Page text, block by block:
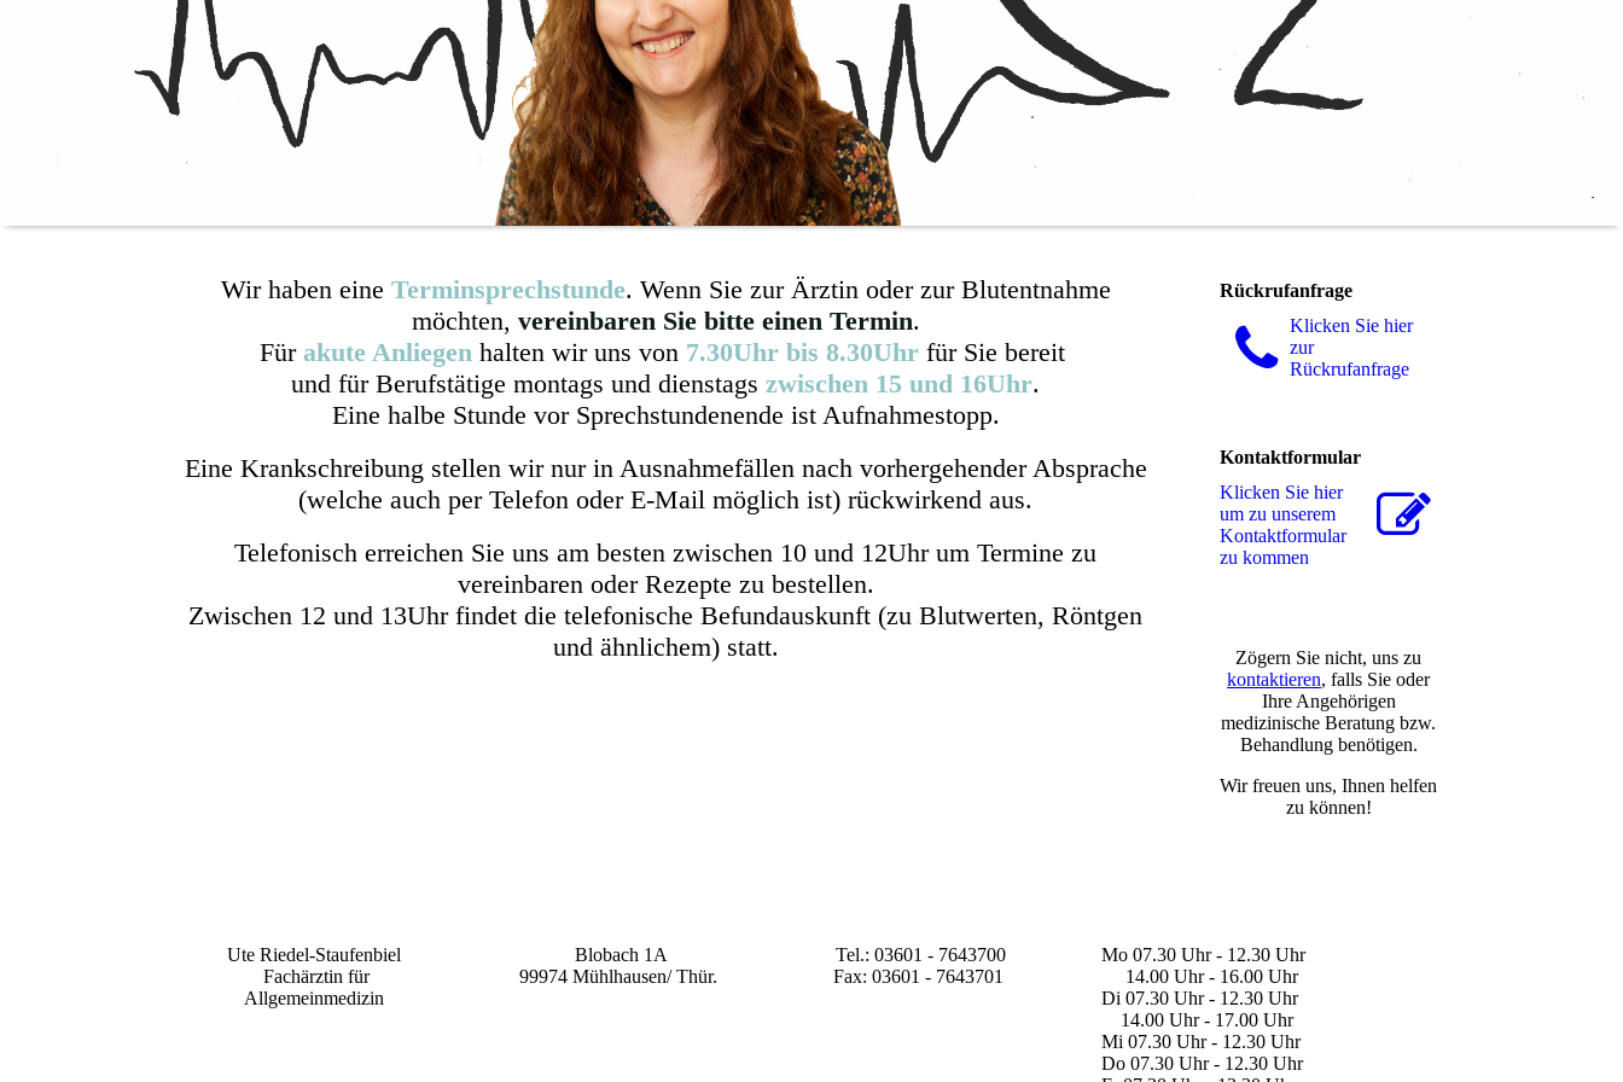
Wir haben eine Terminsprechstunde. Wenn Sie zur Ärztin oder zur Blutentnahme
möchten, vereinbaren Sie bitte einen Termin.
Fürakute Anliegenhalten wir uns von 7.30Uhr bis 8.30Uhrfür Sie bereit
und für Berufstätige montags und dienstags zwischen 15 und 16Uhr.
Eine halbe Stunde vor Sprechstundenende ist Aufnahmestopp.
Eine Krankschreibung stellen wir nur in Ausnahmefällen nach vorhergehender Absprache
(welche auch per Telefon oder E-Mail möglich ist) rückwirkend aus.
Telefonisch erreichen Sie uns am besten zwischen 10 und 12Uhr um Termine zu
vereinbaren oder Rezepte zu bestellen.
Zwischen 12 und 13Uhr findet die telefonische Befundauskunft (zu Blutwerten, Röntgen
und ähnlichem) statt.
Rückrufanfrage
Klicken Sie hier
zur
Rückrufanfrage
Kontaktformular
Klicken Sie hier
um zu unserem
Kon­takt­for­mu­lar
zu kommen
Zögern Sie nicht, uns zu
kontaktieren, falls Sie oder
Ihre Angehörigen
medizinische Beratung bzw.
Behandlung benötigen.
Wir freuen uns, Ihnen helfen
zu können!
Ute Riedel-Staufenbiel
Fachärztin für
Allgemeinmedizin
Blobach 1A
99974 Mühlhausen/ Thür.
Tel.: 03601 - 7643700
Fax: 03601 - 7643701
Mo 07.30 Uhr - 12.30 Uhr
14.00 Uhr - 16.00 Uhr
Di 07.30 Uhr - 12.30 Uhr
14.00 Uhr - 17.00 Uhr
Mi 07.30 Uhr - 12.30 Uhr
Do 07.30 Uhr - 12.30 Uhr